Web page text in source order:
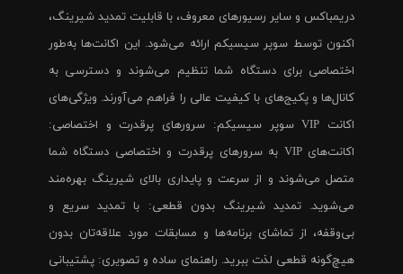
دریمباکس و سایر رسیورهای معروف، با قابلیت تمدید شیرینگ،
اکنون توسط سوپر سیسیکم ارائه می‌شود. این اکانت‌ها به‌طور
اختصاصی برای دستگاه شما تنظیم می‌شوند و دسترسی به
کانال‌ها و پکیج‌های با کیفیت عالی را فراهم می‌آورند. ویژگی‌های
اکانت VIP سوپر سیسیکم: سرورهای پرقدرت و اختصاصی:
اکانت‌های VIP به سرورهای پرقدرت و اختصاصی دستگاه شما
متصل می‌شوند و از سرعت و پایداری بالای شیرینگ بهره‌مند
می‌شوید. تمدید شیرینگ بدون قطعی: با تمدید سریع و
بی‌وقفه، از تماشای برنامه‌ها و مسابقات مورد علاقه‌تان بدون
هیچ‌گونه قطعی لذت ببرید. راهنمای ساده و تصویری: پشتیبانی